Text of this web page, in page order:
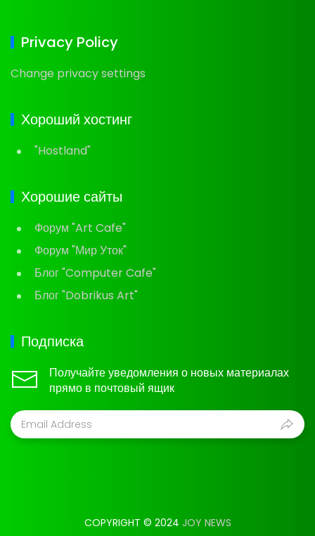
Privacy Policy
Change privacy settings
Хороший хостинг
"Hostland"
Хорошие сайты
Форум "Art Cafe"
Форум "Мир Уток"
Блог "Computer Cafe"
Блог "Dobrikus Art"
Подписка
Получайте уведомления о новых материалах
прямо в почтовый ящик
COPYRIGHT © 2024 JOY NEWS